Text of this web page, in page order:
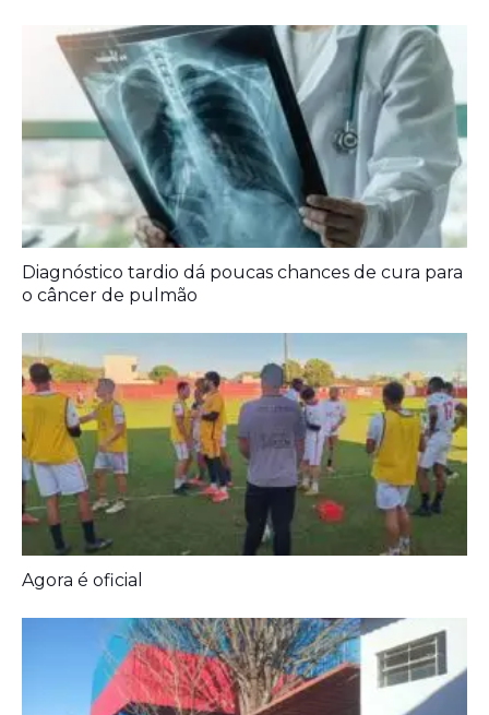
Diagnóstico tardio dá poucas chances de cura para
o câncer de pulmão
Agora é oficial